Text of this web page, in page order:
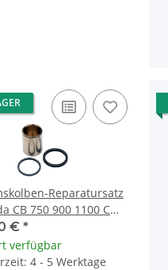
Reparatursatz
CB 750 900 1100 CBR
43107-MA3-006
€ *
verfügbar
4 - 5 Werktage